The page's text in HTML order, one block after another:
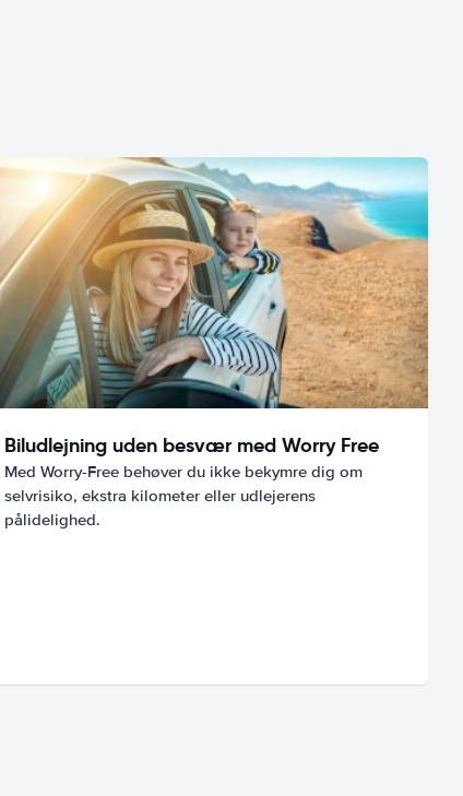
Biludlejning uden besvær med Worry Free
Med Worry-Free behøver du ikke bekymre dig om
selvrisiko, ekstra kilometer eller udlejerens
pålidelighed.